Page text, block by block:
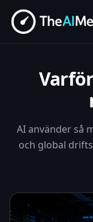
AI använder så
och global